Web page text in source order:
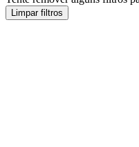
Limpar filtros